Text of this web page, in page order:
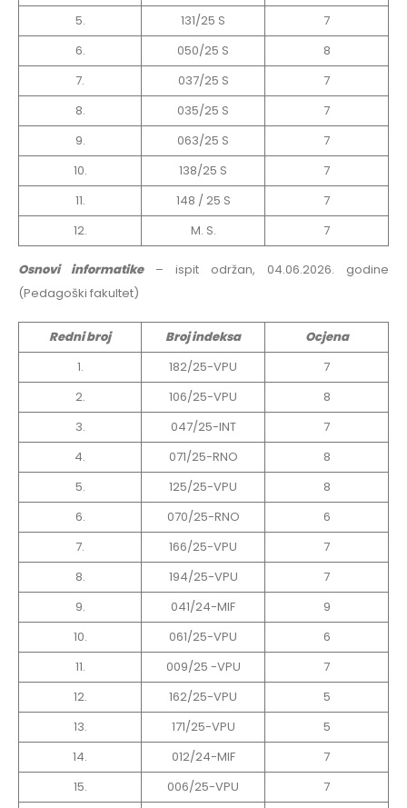
5.
131/25 S
7
6.
050/25 S
8
7.
037/25 S
7
8.
035/25 S
7
9.
063/25 S
7
10.
138/25 S
7
11.
148 / 25 S
7
12.
M. S. 7
Osnovi informatike– ispit održan, 04.06.2026. godine
(Pedagoški fakultet)
Redni broj Broj indeksa
Ocjena
1.
182/25-VPU
7
2.
106/25-VPU
8
3.
047/25-INT
7
4.
071/25-RNO
8
5.
125/25-VPU
8
6.
070/25-RNO
6
7.
166/25-VPU
7
8.
194/25-VPU
7
9.
041/24-MIF
9
10.
061/25-VPU
6
11.
009/25 -VPU
7
12.
162/25-VPU
5
13.
171/25-VPU
5
14.
012/24-MIF
7
15.
006/25-VPU 7